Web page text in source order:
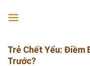
Trẻ Chết Yểu: Điềm
Trước?